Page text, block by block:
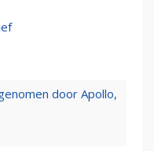
door Apollo,